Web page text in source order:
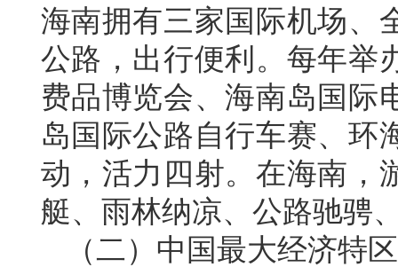
海南拥有三家国际机场、
公路，出行便利。每年举
费品博览会、海南岛国际
岛国际公路自行车赛、环
动，活力四射。在海南，
艇、雨林纳凉、公路驰骋
（二）中国最大经济特